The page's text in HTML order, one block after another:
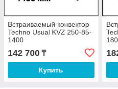
Встраиваемый конвектор
Techno Usual KVZ 250-85-
1400
142 700 ₸
Купить